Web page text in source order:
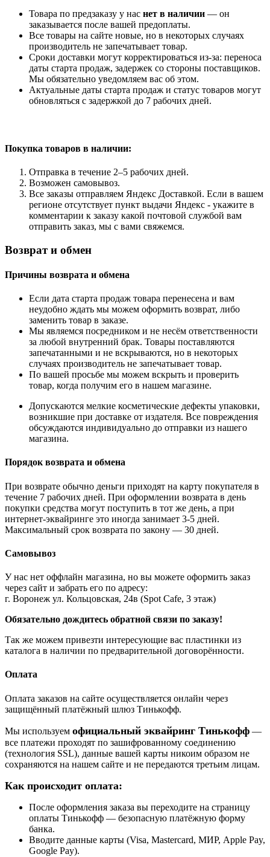
Товара по предзаказу у нас нет в наличии — он
заказывается после вашей предоплаты.
Все товары на сайте новые, но в некоторых случаях
производитель не запечатывает товар.
Сроки доставки могут корректироваться из-за: переноса
даты старта продаж, задержек со стороны поставщиков.
Мы обязательно уведомляем вас об этом.
Актуальные даты старта продаж и статус товаров могут
обновляться с задержкой до 7 рабочих дней.
Покупка товаров в наличии:
Отправка в течение 2–5 рабочих дней.
Возможен самовывоз.
Все заказы отправляем Яндекс Доставкой. Если в вашем
регионе отсутствует пункт выдачи Яндекс - укажите в
комментарии к заказу какой почтовой службой вам
отправить заказ, мы с вами свяжемся.
Возврат и обмен
Причины возврата и обмена
Если дата старта продаж товара перенесена и вам
неудобно ждать мы можем оформить возврат, либо
заменить товар в заказе.
Мы являемся посредником и не несём ответственности
за любой внутренний брак. Товары поставляются
запечатанными и не вскрываются, но в некоторых
случаях производитель не запечатывает товар.
По вашей просьбе мы можем вскрыть и проверить
товар, когда получим его в нашем магазине.
Допускаются мелкие косметические дефекты упаковки,
возникшие при доставке от издателя. Все повреждения
обсуждаются индивидуально до отправки из нашего
магазина.
Порядок возврата и обмена
При возврате обычно деньги приходят на карту покупателя в
течение 7 рабочих дней. При оформлении возврата в день
покупки средства могут поступить в тот же день, а при
интернет-эквайринге это иногда занимает 3-5 дней.
Максимальный срок возврата по закону — 30 дней.
Самовывоз
У нас нет оффлайн магазина, но вы можете оформить заказ
через сайт и забрать его по адресу:
г. Воронеж ул. Кольцовская, 24в (Spot Cafe, 3 этаж)
Обязательно дождитесь обратной связи по заказу!
Так же можем привезти интересующие вас пластинки из
каталога в наличии по предварительной договорённости.
Оплата
Оплата заказов на сайте осуществляется онлайн через
защищённый платёжный шлюз Тинькофф.
Мы используем официальный эквайринг Тинькофф —
все платежи проходят по зашифрованному соединению
(технология SSL), данные вашей карты никоим образом не
сохраняются на нашем сайте и не передаются третьим лицам.
Как происходит оплата:
После оформления заказа вы переходите на страницу
оплаты Тинькофф — безопасную платёжную форму
банка.
Вводите данные карты (Visa, Mastercard, МИР, Apple Pay,
Google Pay).